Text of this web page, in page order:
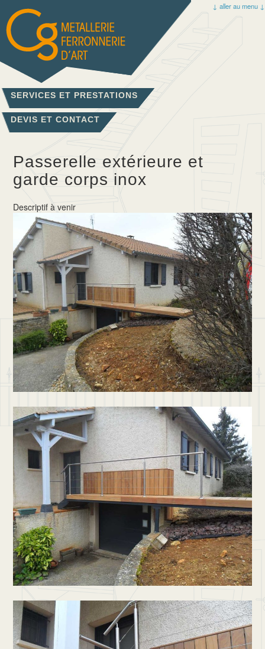
↓ aller au menu ↓
SERVICES ET PRESTATIONS
DEVIS ET CONTACT
Passerelle extérieure et
garde corps inox
Descriptif à venir